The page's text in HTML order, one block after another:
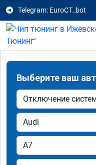
Telegram: EuroCT_bot
Выберите ваш